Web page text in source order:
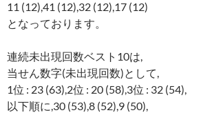
11 (12),41 (12),32 (12),17 (12)
となっております。
連続未出現回数ベスト10は,
当せん数字(未出現回数)として,
1位 : 23 (63),2位 : 20 (58),3位 : 32 (54),
以下順に,30 (53),8 (52),9 (50),